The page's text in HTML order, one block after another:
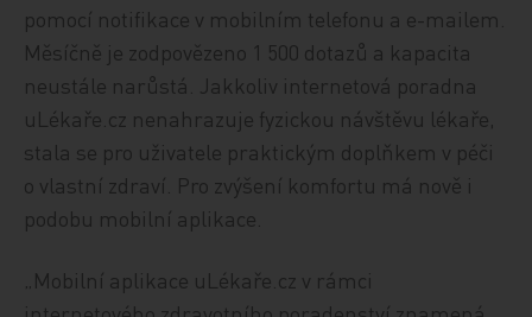
pomocí notifikace v mobilním telefonu a e-mailem.
Měsíčně je zodpovězeno 1 500 dotazů a kapacita
neustále narůstá. Jakkoliv internetová poradna
uLékaře.cz nenahrazuje fyzickou návštěvu lékaře,
stala se pro uživatele praktickým doplňkem v péči
o vlastní zdraví. Pro zvýšení komfortu má nově i
podobu mobilní aplikace.
„Mobilní aplikace uLékaře.cz v rámci